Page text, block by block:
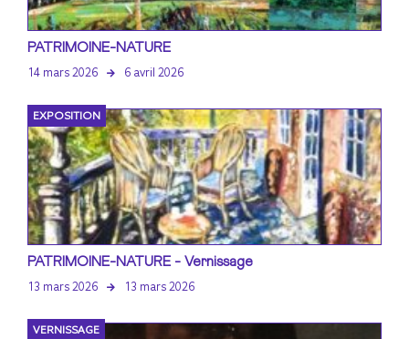
PATRIMOINE-NATURE
14 mars 2026 6 avril 2026
EXPOSITION
PATRIMOINE-NATURE - Vernissage
13 mars 2026 13 mars 2026
VERNISSAGE